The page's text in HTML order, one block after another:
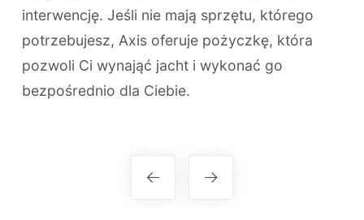
interwencję. Jeśli nie mają sprzętu, którego
potrzebujesz, Axis oferuje pożyczkę, która
pozwoli Ci wynająć jacht i wykonać go
bezpośrednio dla Ciebie.